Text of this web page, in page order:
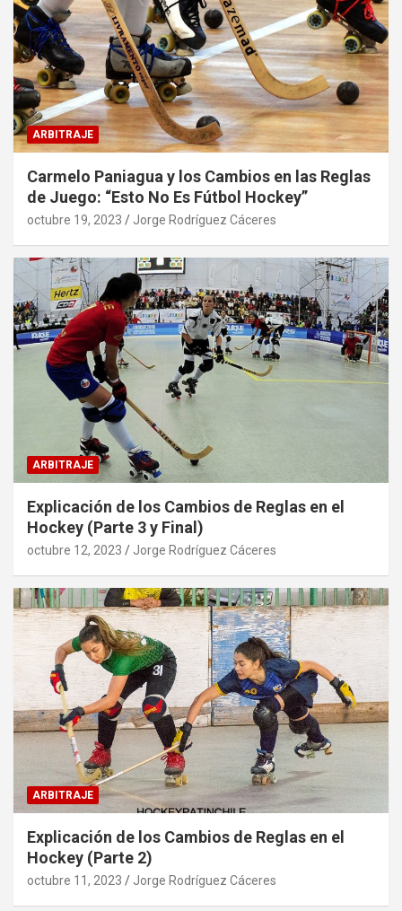
ARBITRAJE
Carmelo Paniagua y los Cambios en las Reglas
de Juego: “Esto No Es Fútbol Hockey”
octubre 19, 2023 Jorge Rodríguez Cáceres
ARBITRAJE
Explicación de los Cambios de Reglas en el
Hockey (Parte 3 y Final)
octubre 12, 2023 Jorge Rodríguez Cáceres
ARBITRAJE
Explicación de los Cambios de Reglas en el
Hockey (Parte 2)
octubre 11, 2023 Jorge Rodríguez Cáceres